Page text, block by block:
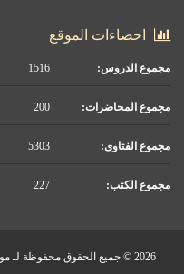
احصاءات الموقع
مجموع الدروس:
مجموع المحاضرات:
مجموع الفتاوى:
مجموع الكتب:
2026 © جميع الحقوق محفوظة لـ موقع فضيلة الشيخ مشهور بن حسن آل سلمان